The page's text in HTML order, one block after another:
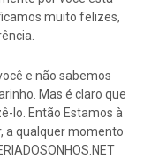
muito felizes,
e não sabemos
Mas é claro que
lo. Então Estamos à
a qualquer momento